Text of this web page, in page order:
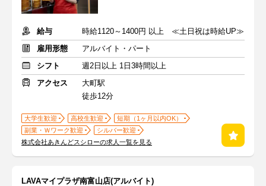
給与
時給1120～1400円 以上 ≪土日祝は時給UP≫
雇用形態
アルバイト・パート
シフト
週2日以上 1日3時間以上
アクセス
大町駅
徒歩12分
大学生歓迎 高校生歓迎
短期（1ヶ月以内OK）
副業・Ｗワーク歓迎
シルバー歓迎
株式会社あきんどスシローの求人一覧を見る
LAVAマイプラザ南富山店(アルバイト)